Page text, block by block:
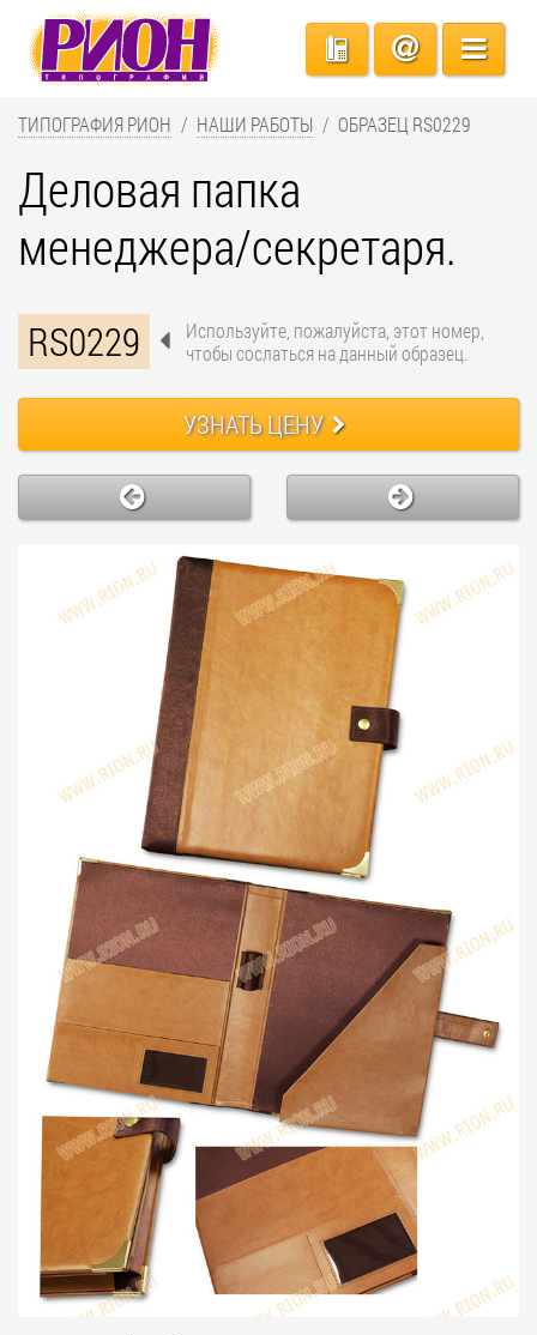
ТИПОГРАФИЯ РИОН НАШИ РАБОТЫ ОБРАЗЕЦ RS0229
Деловая папка
менеджера/секретаря.
RS0229
Используйте, пожалуйста, этот номер,
чтобы сослаться на данный образец.
УЗНАТЬ ЦЕНУ